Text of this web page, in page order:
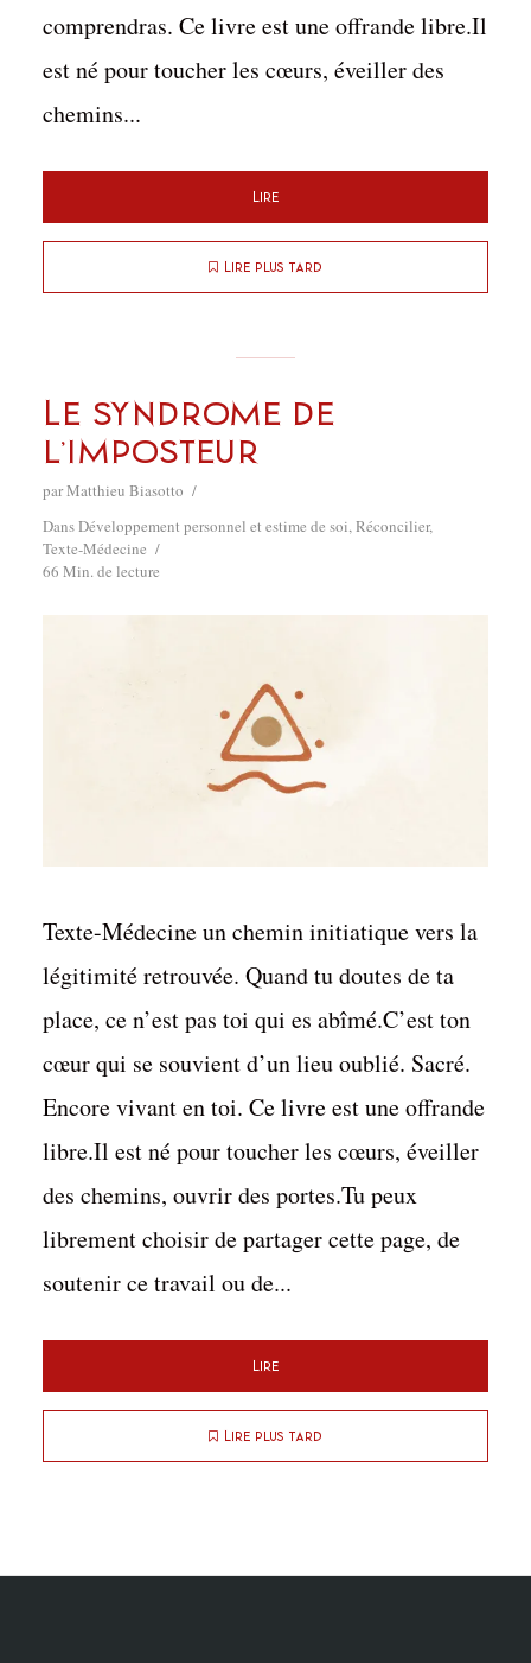
comprendras. Ce livre est une offrande libre.Il
est né pour toucher les cœurs, éveiller des
chemins...
Lire
Lire plus tard
Le Syndrome de
l’imposteur
parMatthieu Biasotto
DansDéveloppement personnel et estime de soi,Réconcilier,
Texte-Médecine
66 Min. de lecture
Texte-Médecine un chemin initiatique vers la
légitimité retrouvée. Quand tu doutes de ta
place, ce n’est pas toi qui es abîmé.C’est ton
cœur qui se souvient d’un lieu oublié. Sacré.
Encore vivant en toi. Ce livre est une offrande
libre.Il est né pour toucher les cœurs, éveiller
des chemins, ouvrir des portes.Tu peux
librement choisir de partager cette page, de
soutenir ce travail ou de...
Lire
Lire plus tard